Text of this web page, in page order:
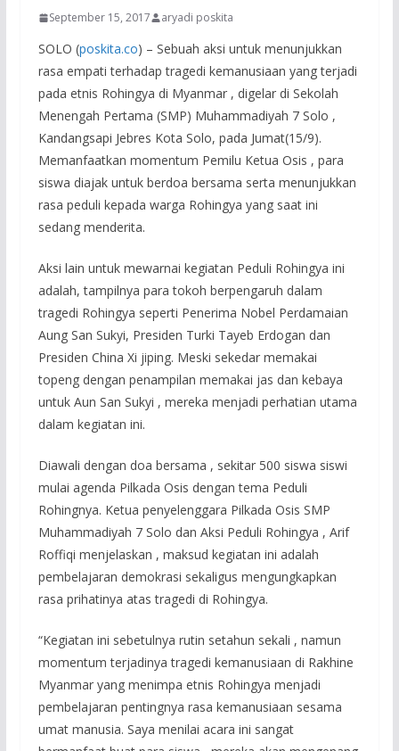
September 15, 2017 aryadi poskita
SOLO (poskita.co) – Sebuah aksi untuk menunjukkan
rasa empati terhadap tragedi kemanusiaan yang terjadi
pada etnis Rohingya di Myanmar , digelar di Sekolah
Menengah Pertama (SMP) Muhammadiyah 7 Solo ,
Kandangsapi Jebres Kota Solo, pada Jumat(15/9).
Memanfaatkan momentum Pemilu Ketua Osis , para
siswa diajak untuk berdoa bersama serta menunjukkan
rasa peduli kepada warga Rohingya yang saat ini
sedang menderita.
Aksi lain untuk mewarnai kegiatan Peduli Rohingya ini
adalah, tampilnya para tokoh berpengaruh dalam
tragedi Rohingya seperti Penerima Nobel Perdamaian
Aung San Sukyi, Presiden Turki Tayeb Erdogan dan
Presiden China Xi jiping. Meski sekedar memakai
topeng dengan penampilan memakai jas dan kebaya
untuk Aun San Sukyi , mereka menjadi perhatian utama
dalam kegiatan ini.
Diawali dengan doa bersama , sekitar 500 siswa siswi
mulai agenda Pilkada Osis dengan tema Peduli
Rohingnya. Ketua penyelenggara Pilkada Osis SMP
Muhammadiyah 7 Solo dan Aksi Peduli Rohingya , Arif
Roffiqi menjelaskan , maksud kegiatan ini adalah
pembelajaran demokrasi sekaligus mengungkapkan
rasa prihatinya atas tragedi di Rohingya.
“Kegiatan ini sebetulnya rutin setahun sekali , namun
momentum terjadinya tragedi kemanusiaan di Rakhine
Myanmar yang menimpa etnis Rohingya menjadi
pembelajaran pentingnya rasa kemanusiaan sesama
umat manusia. Saya menilai acara ini sangat